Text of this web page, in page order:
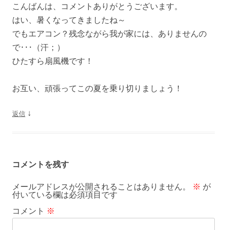
こんばんは、コメントありがとうございます。
はい、暑くなってきましたね～
でもエアコン？残念ながら我が家には、ありませんの
で･･･（汗；）
ひたすら扇風機です！
お互い、頑張ってこの夏を乗り切りましょう！
返信 ↓
コメントを残す
メールアドレスが公開されることはありません。
※ が
付いている欄は必須項目です
コメント ※